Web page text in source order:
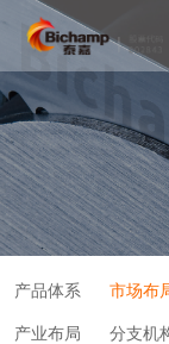
产品体系 市场布
产业布局 分支机